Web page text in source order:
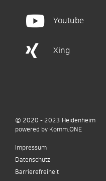
Youtube
Xing
© 2020 - 2023 Heidenheim
powered by Komm.ONE
Impressum
Datenschutz
Barrierefreiheit